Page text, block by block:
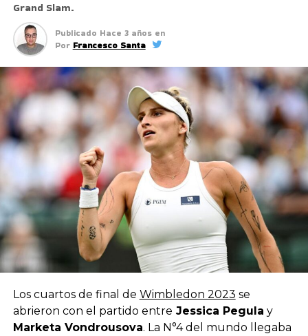
Grand Slam.
Publicado Hace 3 años en
Por Francesco Santa
Los cuartos de final de Wimbledon 2023 se
abrieron con el partido entre Jessica Pegula y
Marketa Vondrousova. La N°4 del mundo llegaba